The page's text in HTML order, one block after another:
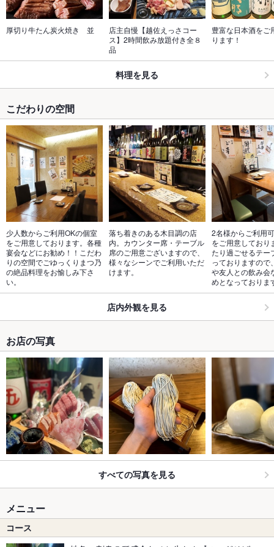
厚切り牛たん炭火焼き　並
店主自慢【越佐えっさコー
ス】2時間飲み放題付き全８
品
豊富な日本酒をご
ります！
料理を見る
こだわりの空間
少人数からご利用OKの個室
をご用意しております。各種
宴会などにお勧め！！こだわ
りの空間でごゆっくりまつ乃
の絶品料理をお愉しみ下さ
い。
落ち着きのある木目調の店
内。カウンター席・テーブル
席のご用意ございますので、
様々なシーンでご利用いただ
けます。
2名様からご利用
をご用意しており
たり過ごせるテー
っておりますので
や友人との飲み会
めとなっておりま
店内外観を見る
お店の写真
すべての写真を見る
メニュー
コース